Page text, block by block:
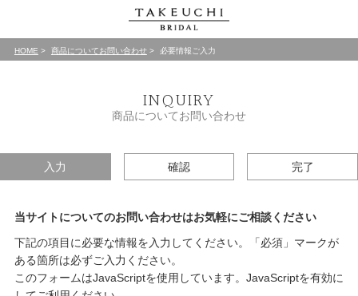
HOME 商品についてお問い合わせ 必要情報ご入力
INQUIRY
商品についてお問い合わせ
入力 確認 完了
当サイトについてのお問い合わせはお気軽にご相談ください
下記の項目に必要な情報を入力してください。「必須」マークが
ある箇所は必ずご入力ください。
このフォームはJavaScriptを使用しています。JavaScriptを有効に